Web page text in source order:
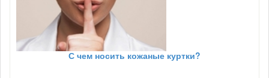
С чем носить кожаные куртки?